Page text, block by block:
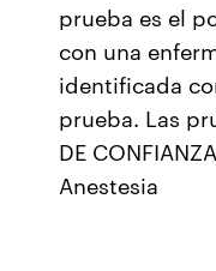
prueba es el
con una
identificada
prueba. Las
DE
Anestesia